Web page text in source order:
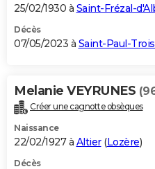
25/02/1930 à Saint-Frézal-
Décès
07/05/2023 à Saint-Paul-
Melanie VEYRUNES
Créer une cagnotte obsèques
Naissance
22/02/1927 à Altier(Lozère)
Décès